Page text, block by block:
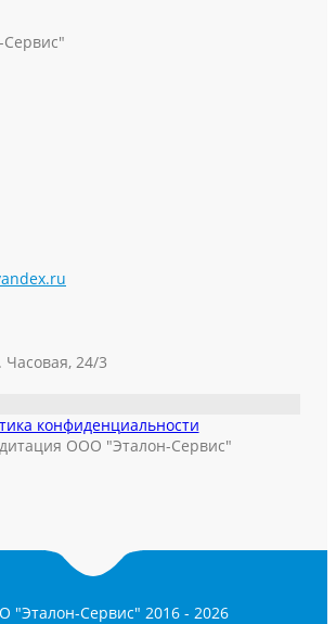
Часовая, 24/3
конфиденциальности
ООО "Эталон-Сервис"
"Эталон-Сервис" 2016 - 2026